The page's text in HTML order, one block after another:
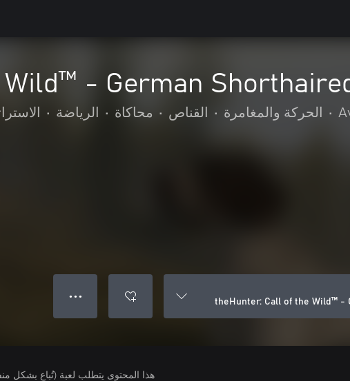
- German
• الحركة والمغامرة • القناص • محاكاة • الرياضة •
theHunter: Call of the Wild™ -
● ● ●
هذا المحتوى يتطلب لعبة (تُباع بشكل